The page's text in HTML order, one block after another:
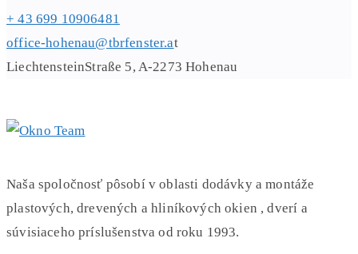
+ 43 699 10906481
office-hohenau@tbrfenster.at
LiechtensteinStraße 5, A-2273 Hohenau
Naša spoločnosť pôsobí v oblasti dodávky a montáže
plastových, drevených a hliníkových okien , dverí a
súvisiaceho príslušenstva od roku 1993.